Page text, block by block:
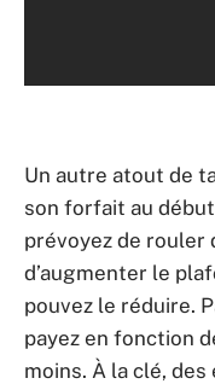
Un autre atout de
son forfait au
prévoyez de rouler
d’augmenter le
pouvez le réduire.
payez en fonction
moins. À la clé,